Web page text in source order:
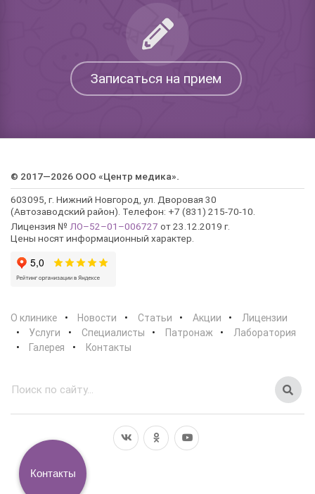
Записаться на прием
© 2017—2026 ООО «Центр медика».
603095, г. Нижний Новгород, ул. Дворовая 30
(Автозаводский район). Телефон: +7 (831) 215-70-10.
Лицензия № ЛО–52–01–006727 от 23.12.2019 г.
Цены носят информационный характер.
О клинике Новости Статьи Акции
Лицензии
Услуги
Специалисты Патронаж
Лаборатория
Галерея
Контакты
Контакты